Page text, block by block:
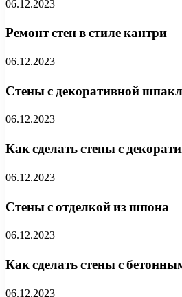
06.12.2023
Ремонт стен в стиле кантри
06.12.2023
Стены с декоративной
06.12.2023
Как сделать стены с
06.12.2023
Стены с отделкой из шпона
06.12.2023
Как сделать стены с
06.12.2023